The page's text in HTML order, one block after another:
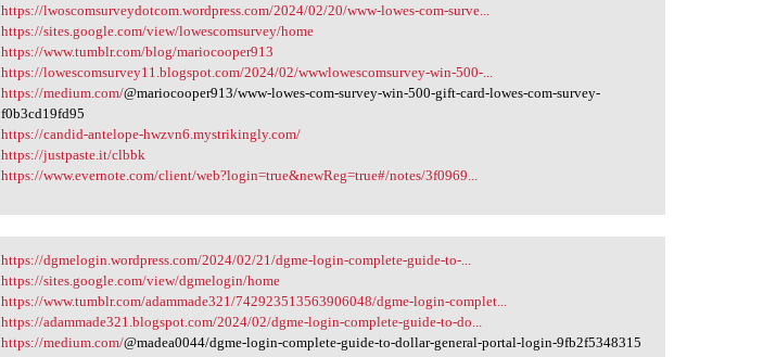
https://lwoscomsurveydotcom
https://lwoscomsurveydotcom.wordpress.com/2024/02/20/www-lowes-com-surve...
https://sites.google.com/view/lowescomsurvey/home
https://www.tumblr.com/blog/mariocooper913
https://lowescomsurvey11.blogspot.com/2024/02/wwwlowescomsurvey-win-500-...
https://medium.com/@mariocooper913/www-lowes-com-survey-win-500-gift-card-lowes-com-survey-
f0b3cd19fd95
https://candid-antelope-hwzvn6.mystrikingly.com/
https://justpaste.it/clbbk
https://www.evernote.com/client/web?login=true&newReg=true#/notes/3f0969...
https://dgmelogin.wordpress
https://dgmelogin.wordpress.com/2024/02/21/dgme-login-complete-guide-to-...
https://sites.google.com/view/dgmelogin/home
https://www.tumblr.com/adammade321/742923513563906048/dgme-login-complet...
https://adammade321.blogspot.com/2024/02/dgme-login-complete-guide-to-do...
https://medium.com/@madea0044/dgme-login-complete-guide-to-dollar-general-portal-login-9fb2f5348315